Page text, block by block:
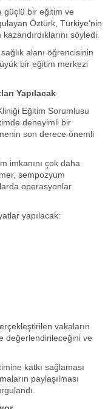
güçlü bir eğitim ve
Öztürk, Türkiye’nin
söyledi.
alanı öğrencisinin
bir eğitim merkezi
Yapılacak
Eğitim Sorumlusu
deneyimli bir
son derece önemli
imkanını çok daha
sempozyum
operasyonlar
yapılacak:
vakaların
değerlendirileceğini ve
katkı sağlaması
paylaşılması